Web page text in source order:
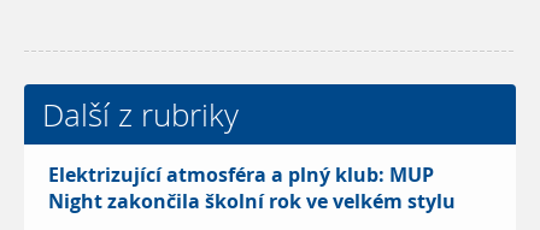
Další z rubriky
Elektrizující atmosféra a plný klub: MUP
Night zakončila školní rok ve velkém stylu